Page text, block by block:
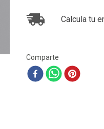
Calcula tu
Comparte